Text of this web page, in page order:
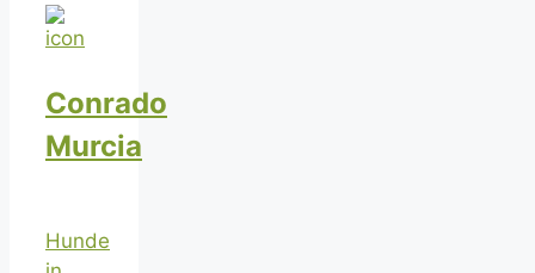
Conrado
Murcia
Hunde